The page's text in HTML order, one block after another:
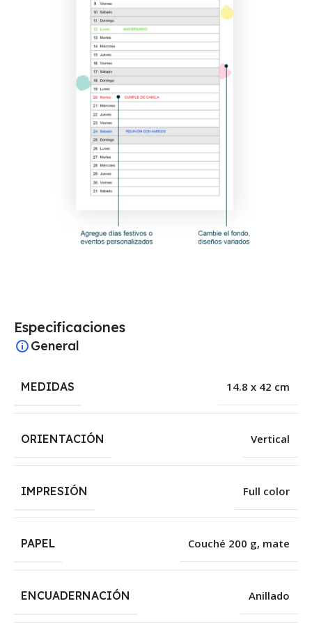
Especificaciones
General
MEDIDAS 14.8 x 42 cm
ORIENTACIÓN Vertical
IMPRESIÓN Full color
PAPEL Couché 200 g, mate
ENCUADERNACIÓN Anillado